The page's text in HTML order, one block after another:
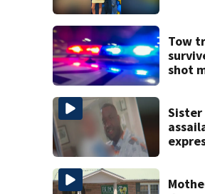
Tow
shot